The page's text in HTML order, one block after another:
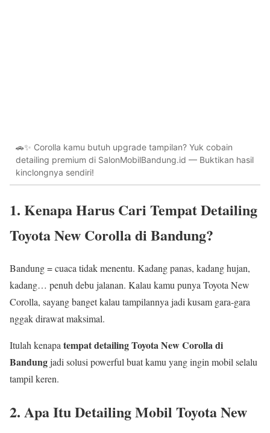
🚗✨ Corolla kamu butuh upgrade tampilan? Yuk cobain
detailing premium di SalonMobilBandung.id — Buktikan hasil
kinclongnya sendiri!
1. Kenapa Harus Cari Tempat Detailing
Toyota New Corolla di Bandung?
Bandung = cuaca tidak menentu. Kadang panas, kadang hujan,
kadang… penuh debu jalanan. Kalau kamu punya Toyota New
Corolla, sayang banget kalau tampilannya jadi kusam gara-gara
nggak dirawat maksimal.
Itulah kenapa tempat detailing Toyota New Corolla di
Bandungjadi solusi powerful buat kamu yang ingin mobil selalu
tampil keren.
2. Apa Itu Detailing Mobil Toyota New